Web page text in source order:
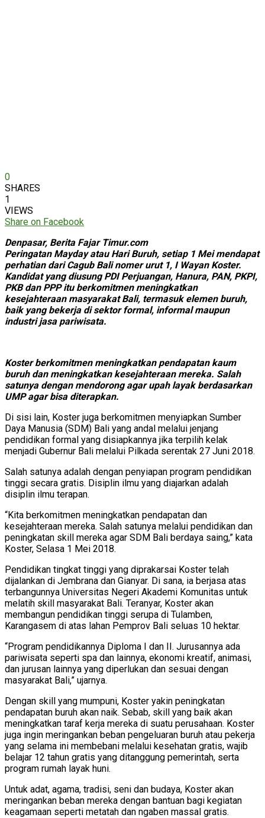
0
SHARES
1
VIEWS
Share on Facebook
Denpasar, Berita Fajar Timur.com
Peringatan Mayday atau Hari Buruh, setiap 1 Mei mendapat
perhatian dari Cagub Bali nomer urut 1, I Wayan Koster.
Kandidat yang diusung PDI Perjuangan, Hanura, PAN, PKPI,
PKB dan PPP itu berkomitmen meningkatkan
kesejahteraan masyarakat Bali, termasuk elemen buruh,
baik yang bekerja di sektor formal, informal maupun
industri jasa pariwisata.
Koster berkomitmen meningkatkan pendapatan kaum
buruh dan meningkatkan kesejahteraan mereka. Salah
satunya dengan mendorong agar upah layak berdasarkan
UMP agar bisa diterapkan.
Di sisi lain, Koster juga berkomitmen menyiapkan Sumber
Daya Manusia (SDM) Bali yang andal melalui jenjang
pendidikan formal yang disiapkannya jika terpilih kelak
menjadi Gubernur Bali melalui Pilkada serentak 27 Juni 2018.
Salah satunya adalah dengan penyiapan program pendidikan
tinggi secara gratis. Disiplin ilmu yang diajarkan adalah
disiplin ilmu terapan.
“Kita berkomitmen meningkatkan pendapatan dan
kesejahteraan mereka. Salah satunya melalui pendidikan dan
peningkatan skill mereka agar SDM Bali berdaya saing,” kata
Koster, Selasa 1 Mei 2018.
Pendidikan tingkat tinggi yang diprakarsai Koster telah
dijalankan di Jembrana dan Gianyar. Di sana, ia berjasa atas
terbangunnya Universitas Negeri Akademi Komunitas untuk
melatih skill masyarakat Bali. Teranyar, Koster akan
membangun pendidikan tinggi serupa di Tulamben,
Karangasem di atas lahan Pemprov Bali seluas 10 hektar.
“Program pendidikannya Diploma I dan II. Jurusannya ada
pariwisata seperti spa dan lainnya, ekonomi kreatif, animasi,
dan jurusan lainnya yang diperlukan dan sesuai dengan
masyarakat Bali,” ujarnya.
Dengan skill yang mumpuni, Koster yakin peningkatan
pendapatan buruh akan naik. Sebab, skill yang baik akan
meningkatkan taraf kerja mereka di suatu perusahaan. Koster
juga ingin meringankan beban pengeluaran buruh atau pekerja
yang selama ini membebani melalui kesehatan gratis, wajib
belajar 12 tahun gratis yang ditanggung pemerintah, serta
program rumah layak huni.
Untuk adat, agama, tradisi, seni dan budaya, Koster akan
meringankan beban mereka dengan bantuan bagi kegiatan
keagamaan seperti metatah dan ngaben massal gratis.